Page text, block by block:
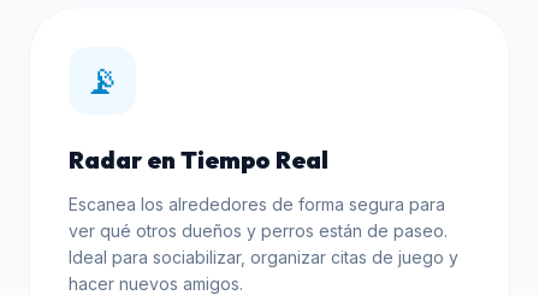
📡
Radar en Tiempo Real
Escanea los alrededores de forma segura para
ver qué otros dueños y perros están de paseo.
Ideal para sociabilizar, organizar citas de juego y
hacer nuevos amigos.